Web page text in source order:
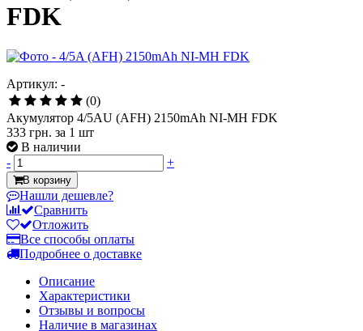
FDK
Артикул: -
(0)
Акумулятор 4/5AU (AFH) 2150mAh NI-MH FDK
333 грн. за 1 шт
В наличии
-
+
В корзину
Нашли дешевле?
Сравнить
Отложить
Все способы оплаты
Подробнее о доставке
Описание
Характеристики
Отзывы и вопросы
Наличие в магазинах